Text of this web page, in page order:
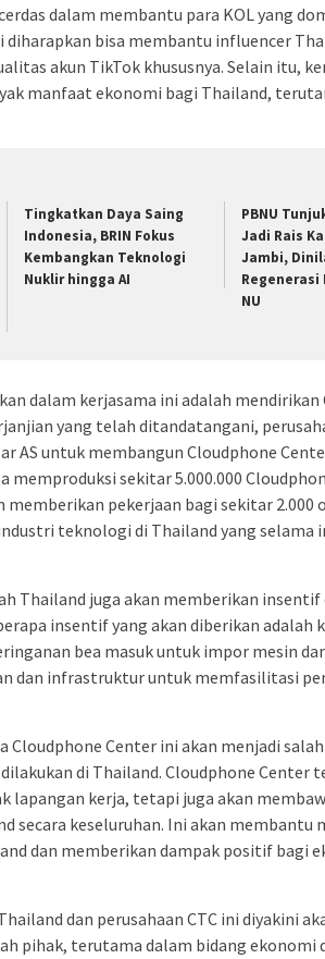
dalam membantu para KOL yang
diharapkan bisa membantu influencer
akun TikTok khususnya. Selain itu,
manfaat ekonomi bagi Thailand,
Tingkatkan Daya Saing
Indonesia, BRIN Fokus
Kembangkan Teknologi
Nuklir hingga AI
PBNU
Jadi Rais
Jambi,
Regenerasi
NU
dalam kerjasama ini adalah mendirikan
yang telah ditandatangani,
AS untuk membangun Cloudphone
memproduksi sekitar 5.000.000
memberikan pekerjaan bagi sekitar 2.000
teknologi di Thailand yang selama
Thailand juga akan memberikan insentif
insentif yang akan diberikan adalah
bea masuk untuk impor mesin
dan infrastruktur untuk memfasilitasi
Cloudphone Center ini akan menjadi
di Thailand. Cloudphone Center
lapangan kerja, tetapi juga akan
secara keseluruhan. Ini akan membantu
dan memberikan dampak positif bagi
dan perusahaan CTC ini diyakini
pihak, terutama dalam bidang ekonomi